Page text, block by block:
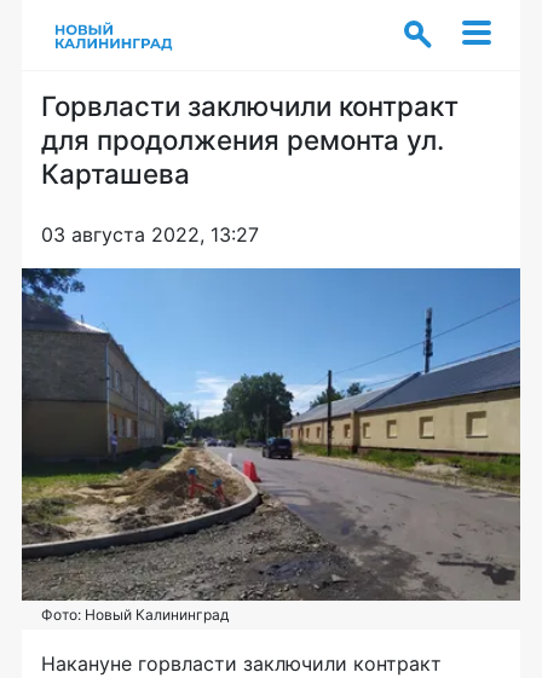
Горвласти заключили контракт
для продолжения ремонта ул.
Карташева
03 августа 2022, 13:27
Фото: Новый Калининград
Накануне горвласти заключили контракт